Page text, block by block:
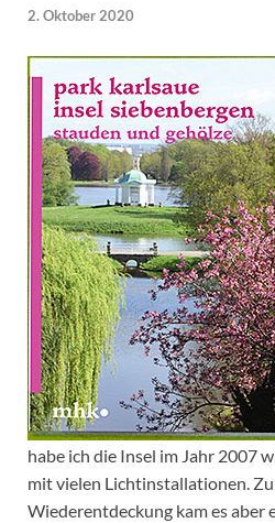
2. Oktober 2020
habe ich die Insel im Jahr 2007
mit vielen Lichtinstallationen.
Wiederentdeckung kam es aber